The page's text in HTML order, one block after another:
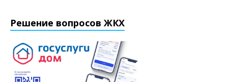
Решение вопросов ЖКХ